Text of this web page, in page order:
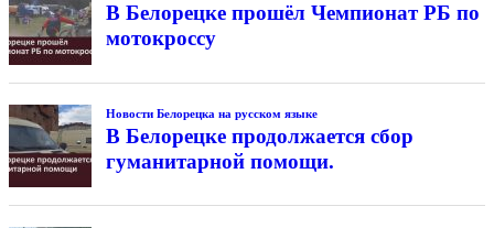
В Белорецке прошёл Чемпионат РБ по
мотокроссу
Новости Белорецка на русском языке
В Белорецке продолжается сбор
гуманитарной помощи.